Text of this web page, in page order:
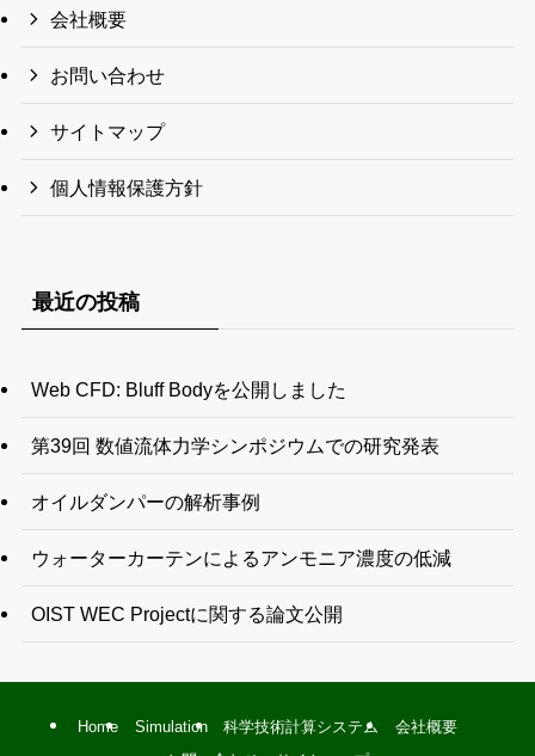
会社概要
お問い合わせ
サイトマップ
個人情報保護方針
最近の投稿
Web CFD: Bluff Bodyを公開しました
第39回 数値流体力学シンポジウムでの研究発表
オイルダンパーの解析事例
ウォーターカーテンによるアンモニア濃度の低減
OIST WEC Projectに関する論文公開
Home Simulation 科学技術計算システム
会社概要